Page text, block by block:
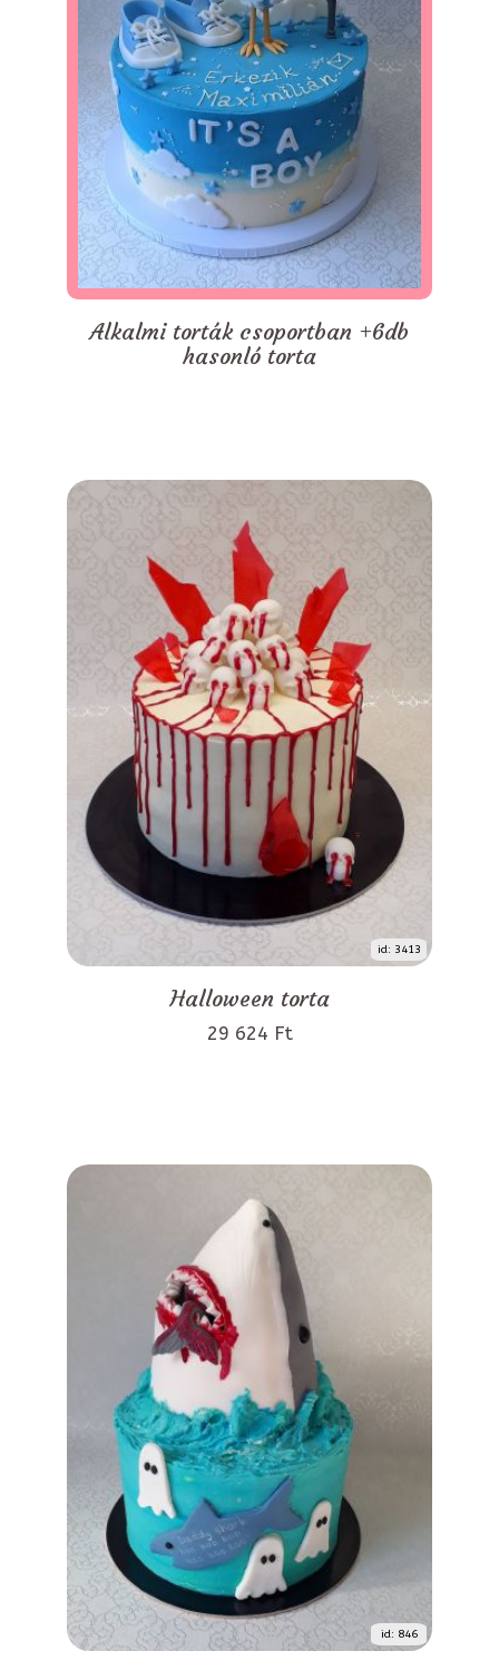
Alkalmi torták csoportban +6db
hasonló torta
id: 3413
Halloween torta
29 624 Ft
id: 846